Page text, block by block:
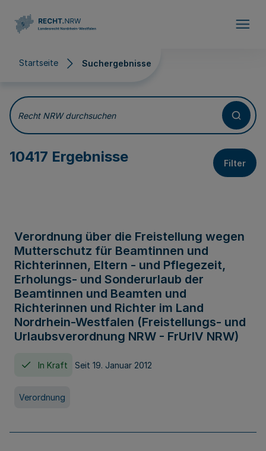
Startseite Suchergebnisse
Suchergebnisse
Recht NRW durchsuchen
10417 Ergebnisse Filter
Verordnung über die Freistellung wegen
Mutterschutz für Beamtinnen und
Richterinnen, Eltern - und Pflegezeit,
Erholungs- und Sonderurlaub der
Beamtinnen und Beamten und
Richterinnen und Richter im Land
Nordrhein-Westfalen (Freistellungs- und
Urlaubsverordnung NRW - FrUrlV NRW)
In Kraft Seit 19. Januar 2012
Verordnung